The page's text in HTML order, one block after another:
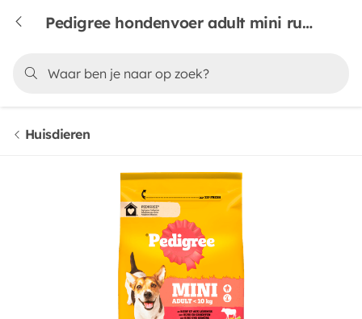
Pedigree hondenvoer adult mini rund en groente
Huisdieren